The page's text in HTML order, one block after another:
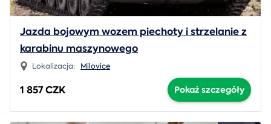
Jazda bojowym wozem piechoty i strzelanie z
karabinu maszynowego
Lokalizacja: Milovice
1 857 CZK Pokaż szczegóły